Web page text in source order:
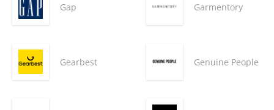
Gap Garmentory
Gearbest Genuine People